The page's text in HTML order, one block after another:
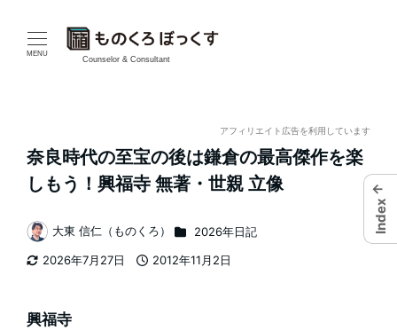
MENU
Counselor & Consultant
アフィリエイト広告を利用しています
奈良時代の至宝の後は鎌倉の最高傑作を楽
しもう！興福寺 無著・世親 立像
2026年7月27日
2012年11月2日
著
者
大東 信仁（ものくろ） カテゴリー
2026年日記
興福寺
←
Index